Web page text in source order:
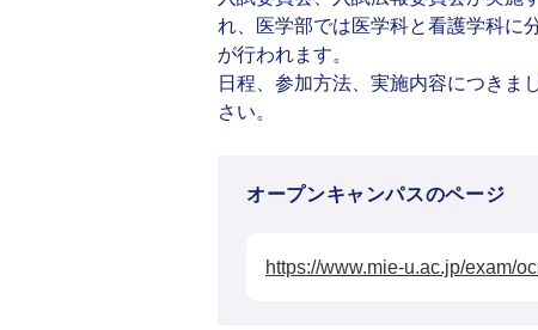
れ、医学部では医学科と看護学科に
が行われます。
日程、参加方法、実施内容につきま
さい。
オープンキャンパスのページ
https://www.mie-u.ac.jp/exam/